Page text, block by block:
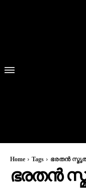
Home Tags ഭരതന്‍
ഭരതന്‍